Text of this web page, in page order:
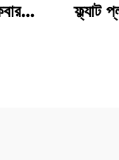
ফ্ল্যাট